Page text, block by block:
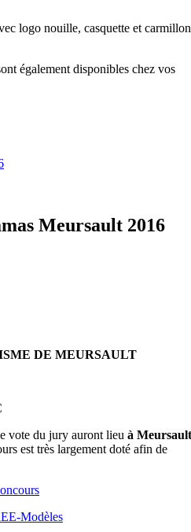
logo nouille, casquette et carmillon
également disponibles chez vos
Meursault 2016
DE MEURSAULT
vote du jury auront lieu à Meursault
est très largement doté afin de
Modèles